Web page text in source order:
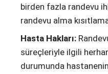
birden fazla randevu
randevu alma
Hasta Hakları:
süreçleriyle ilgili
durumunda